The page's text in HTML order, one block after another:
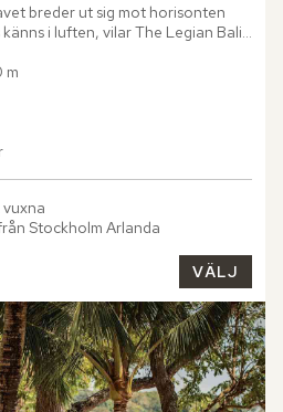
breder ut sig mot horisonten
i luften, vilar The Legian Bali
och stil. Bakom den...
m
Stockholm Arlanda
VÄLJ